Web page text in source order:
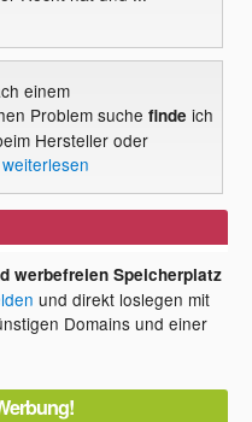
einem
Problem suche finde ich
Hersteller oder
weiterlesen
werbefreien Speicherplatz
und direkt loslegen mit
Domains und einer